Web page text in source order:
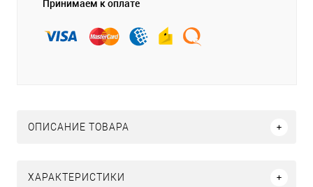
Принимаем к оплате
ОПИСАНИЕ ТОВАРА
ХАРАКТЕРИСТИКИ